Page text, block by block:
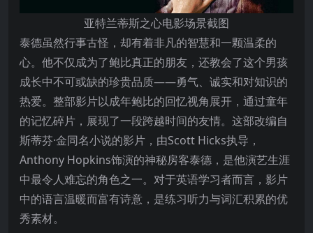
亚特兰蒂斯之心电影场景截图
泰德虽然行事古怪，却有着非凡的智慧和一颗温柔的
心。他不仅成为了鲍比真正的朋友，还教会了这个男孩
成长中不可或缺的珍贵品质——勇气、诚实和对知识的
热爱。整部影片以成年鲍比的回忆视角展开，通过童年
的记忆碎片，展现了一段跨越时间的友情。这部改编自
斯蒂芬·金同名小说的影片，由Scott Hicks执导，
Anthony Hopkins饰演的神秘房客泰德，是他演艺生涯
中最令人难忘的角色之一。对于英语学习者而言，影片
中的语言温暖而富有诗意，是练习听力与词汇积累的优
秀素材。